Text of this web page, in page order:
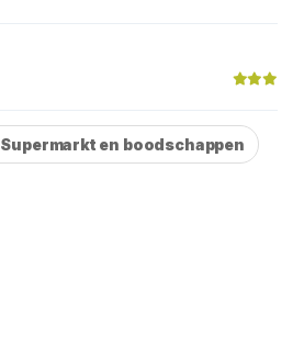
Supermarkt en boodschappen